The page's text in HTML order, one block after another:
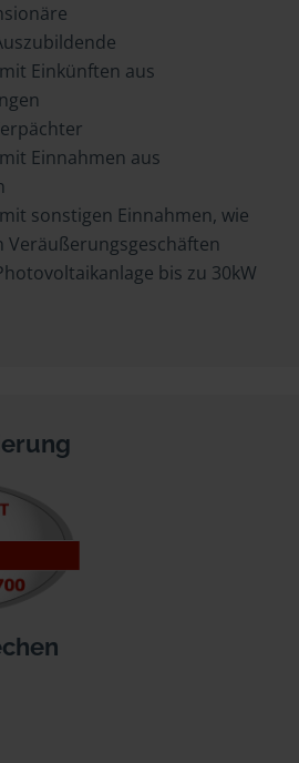
Einkünften aus
Einnahmen aus
sonstigen Einnahmen, wie
Veräußerungsgeschäften
bis zu 30kW